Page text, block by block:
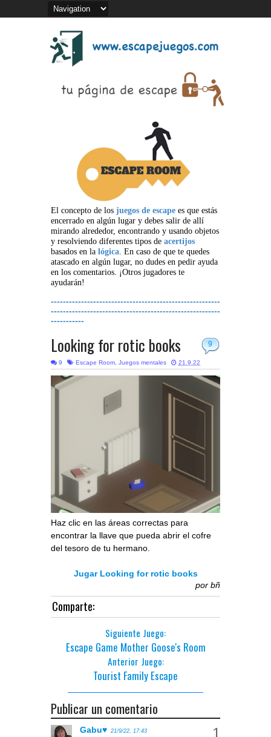
El concepto de los juegos de escape es que estás
encerrado en algún lugar y debes salir de allí
mirando alrededor, encontrando y usando objetos
y resolviendo diferentes tipos de acertijos
basados en la lógica. En caso de que te quedes
atascado en algún lugar, no dudes en pedir ayuda
en los comentarios. ¡Otros jugadores te
ayudarán!
--------------------------------------------------------
--------------------------------------------------------
-----------
9
Looking for rotic books
9 Escape Room, Juegos mentales 21.9.22
Haz clic en las áreas correctas para
encontrar la llave que pueda abrir el cofre
del tesoro de tu hermano.
Jugar Looking for rotic books
por bñ
Comparte:
Siguiente Juego:
Escape Game Mother Goose's Room
Anterior Juego:
Tourist Family Escape
Publicar un comentario
Gabu♥ 21/9/22, 17:43